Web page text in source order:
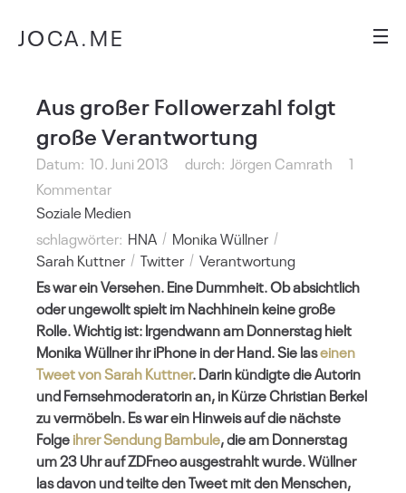
JOCA.ME
Aus großer Followerzahl folgt
große Verantwortung
Datum: 10. Juni 2013 durch: Jörgen Camrath
1
Kommentar
Soziale Medien
schlagwörter: HNA
Monika Wüllner
Sarah Kuttner
Twitter
Verantwortung
Es war ein Versehen. Eine Dummheit. Ob absichtlich
oder ungewollt spielt im Nachhinein keine große
Rolle. Wichtig ist: Irgendwann am Donnerstag hielt
Monika Wüllner ihr iPhone in der Hand. Sie laseinen
Tweet von Sarah Kuttner. Darin kündigte die Autorin
und Fernsehmoderatorin an, in Kürze Christian Berkel
zu vermöbeln. Es war ein Hinweis auf die nächste
Folgeihrer Sendung Bambule, die am Donnerstag
um 23 Uhr auf ZDFneo ausgestrahlt wurde. Wüllner
las davon und teilte den Tweet mit den Menschen,